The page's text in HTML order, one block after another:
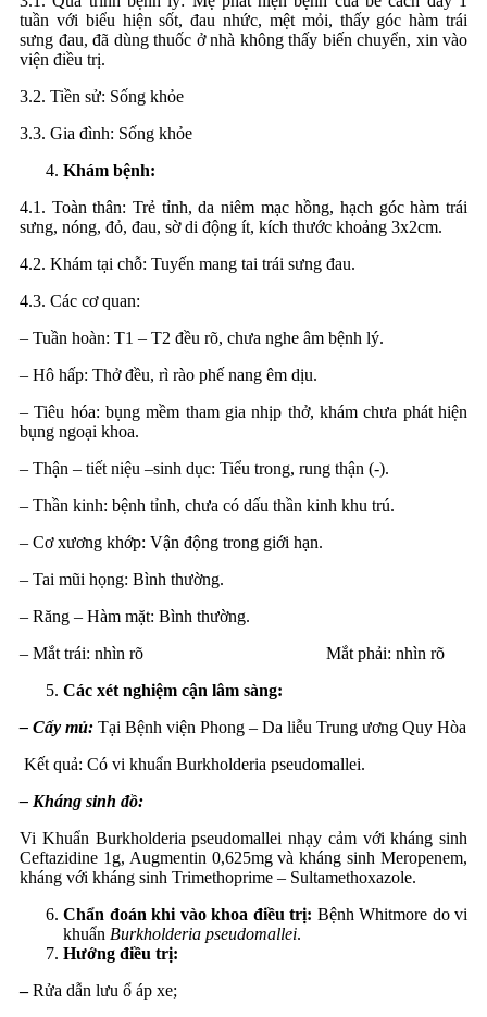
tuần với biểu hiện sốt, đau nhức, mệt mỏi, thấy góc hàm trái
sưng đau, đã dùng thuốc ở nhà không thấy biến chuyển, xin vào
viện điều trị.
3.2. Tiền sử: Sống khỏe
3.3. Gia đình: Sống khỏe
Khám bệnh:
4.1. Toàn thân: Trẻ tỉnh, da niêm mạc hồng, hạch góc hàm trái
sưng, nóng, đỏ, đau, sờ di động ít, kích thước khoảng 3x2cm.
4.2. Khám tại chỗ: Tuyến mang tai trái sưng đau.
4.3. Các cơ quan:
– Tuần hoàn: T1 – T2 đều rõ, chưa nghe âm bệnh lý.
– Hô hấp: Thở đều, rì rào phế nang êm dịu.
– Tiêu hóa: bụng mềm tham gia nhịp thở, khám chưa phát hiện
bụng ngoại khoa.
– Thận – tiết niệu –sinh dục: Tiểu trong, rung thận (-).
– Thần kinh: bệnh tỉnh, chưa có dấu thần kinh khu trú.
– Cơ xương khớp: Vận động trong giới hạn.
– Tai mũi họng: Bình thường.
– Răng – Hàm mặt: Bình thường.
– Mắt trái: nhìn rõ Mắt phải: nhìn rõ
Các xét nghiệm cận lâm sàng:
– Cấy mủ: Tại Bệnh viện Phong – Da liễu Trung ương Quy Hòa
Kết quả: Có vi khuẩn Burkholderia pseudomallei.
– Kháng sinh đồ:
Vi Khuẩn Burkholderia pseudomallei nhạy cảm với kháng sinh
Ceftazidine 1g, Augmentin 0,625mg và kháng sinh Meropenem,
kháng với kháng sinh Trimethoprime – Sultamethoxazole.
Chẩn đoán khi vào khoa điều trị: Bệnh Whitmore do vi
khuẩn Burkholderia pseudomallei.
Hướng điều trị:
–Rửa dẫn lưu ổ áp xe;